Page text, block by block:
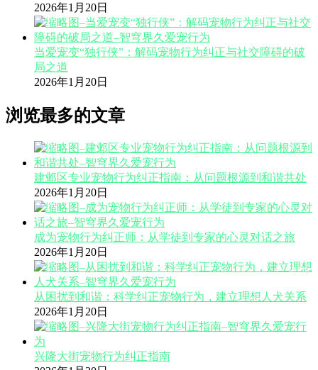
2026年1月20日
当爱宠变“独行侠”：解码宠物行为纠正与社交障碍的破
局之道
2026年1月20日
浏览最多的文章
建邺区专业宠物行为纠正指南：从问题根源到和谐共处
2026年1月20日
成为宠物行为纠正师：从学徒到专家的心灵对话之旅
2026年1月20日
从困扰到和谐：科学纠正宠物行为，建立理想人犬关系
2026年1月20日
兴隆大街宠物行为纠正指南